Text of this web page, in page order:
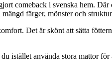
comeback i svenska hem.
färger, mönster och
Det är skönt att sätta
istället använda stora mattor